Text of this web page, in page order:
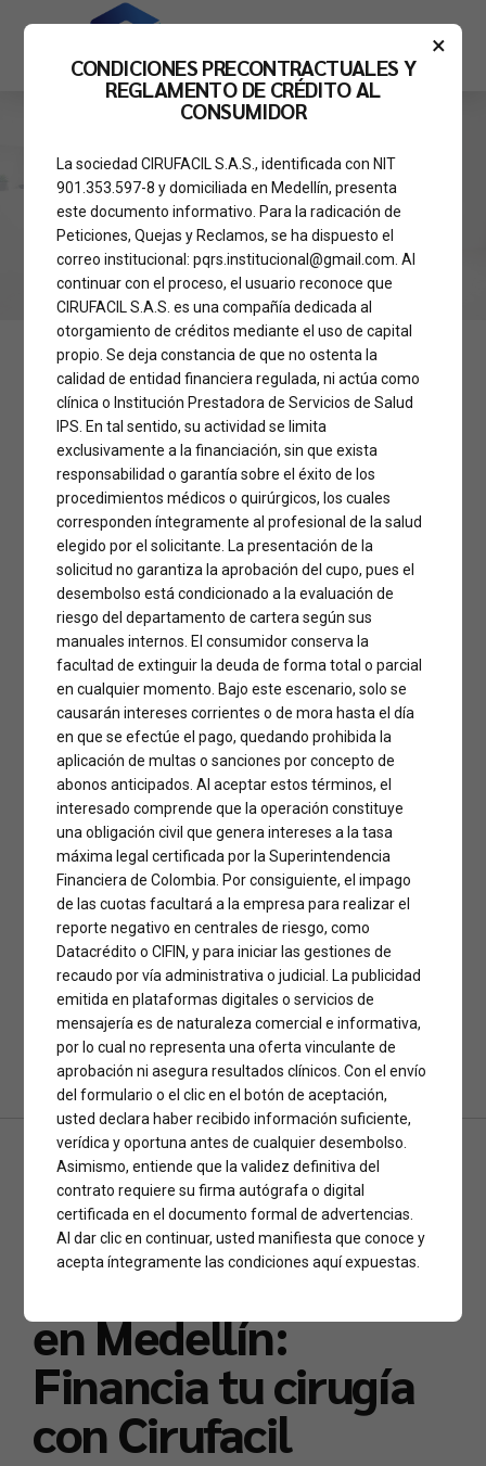
HOME TAG
Noticias
CLÍNICAS
Financia tu cirugía
en Clínica
Especialistas del
Poblado Medellín
con Cirufacil
Continue reading
CLÍNICAS
DANIEL ANDRES CORREA POSADA
LIPOMARCACION
NOTICIAS
Lipomarcación con
el Dr. Daniel Correa
en Medellín:
Financia tu cirugía
con Cirufacil
×
CONDICIONES PRECONTRACTUALES Y
REGLAMENTO DE CRÉDITO AL
CONSUMIDOR
La sociedad CIRUFACIL S.A.S., identificada con NIT
901.353.597-8 y domiciliada en Medellín, presenta
este documento informativo. Para la radicación de
Peticiones, Quejas y Reclamos, se ha dispuesto el
correo institucional: pqrs.institucional@gmail.com. Al
continuar con el proceso, el usuario reconoce que
CIRUFACIL S.A.S. es una compañía dedicada al
otorgamiento de créditos mediante el uso de capital
propio. Se deja constancia de que no ostenta la
calidad de entidad financiera regulada, ni actúa como
clínica o Institución Prestadora de Servicios de Salud
IPS. En tal sentido, su actividad se limita
exclusivamente a la financiación, sin que exista
responsabilidad o garantía sobre el éxito de los
procedimientos médicos o quirúrgicos, los cuales
corresponden íntegramente al profesional de la salud
elegido por el solicitante. La presentación de la
solicitud no garantiza la aprobación del cupo, pues el
desembolso está condicionado a la evaluación de
riesgo del departamento de cartera según sus
manuales internos. El consumidor conserva la
facultad de extinguir la deuda de forma total o parcial
en cualquier momento. Bajo este escenario, solo se
causarán intereses corrientes o de mora hasta el día
en que se efectúe el pago, quedando prohibida la
aplicación de multas o sanciones por concepto de
abonos anticipados. Al aceptar estos términos, el
interesado comprende que la operación constituye
una obligación civil que genera intereses a la tasa
máxima legal certificada por la Superintendencia
Financiera de Colombia. Por consiguiente, el impago
de las cuotas facultará a la empresa para realizar el
reporte negativo en centrales de riesgo, como
Datacrédito o CIFIN, y para iniciar las gestiones de
recaudo por vía administrativa o judicial. La publicidad
emitida en plataformas digitales o servicios de
mensajería es de naturaleza comercial e informativa,
por lo cual no representa una oferta vinculante de
aprobación ni asegura resultados clínicos. Con el envío
del formulario o el clic en el botón de aceptación,
usted declara haber recibido información suficiente,
verídica y oportuna antes de cualquier desembolso.
Asimismo, entiende que la validez definitiva del
contrato requiere su firma autógrafa o digital
certificada en el documento formal de advertencias.
Al dar clic en continuar, usted manifiesta que conoce y
acepta íntegramente las condiciones aquí expuestas.